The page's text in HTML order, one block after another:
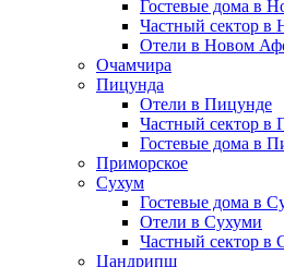
Гостевые дома в
Частный сектор в
Отели в Новом
Очамчира
Пицунда
Отели в Пицунде
Частный сектор в
Гостевые дома в
Приморское
Сухум
Гостевые дома в
Отели в Сухуми
Частный сектор в
Цандрипш